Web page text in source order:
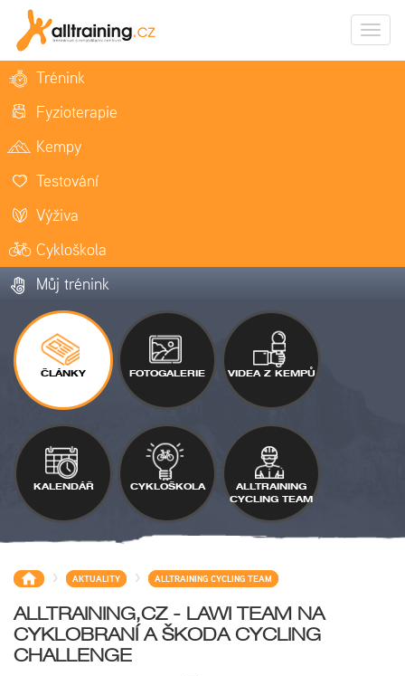
Trénink
Fyzioterapie
Kempy
Testování
Výživa
Cykloškola
Můj trénink
ČLÁNKY FOTOGALERIE VIDEA Z KEMPŮ
KALENDÁŘ CYKLOŠKOLA
ALLTRAINING
CYCLING TEAM
> AKTUALITY > ALLTRAINING CYCLING TEAM
ALLTRAINING,CZ - LAWI TEAM NA
CYKLOBRANÍ A ŠKODA CYCLING
CHALLENGE